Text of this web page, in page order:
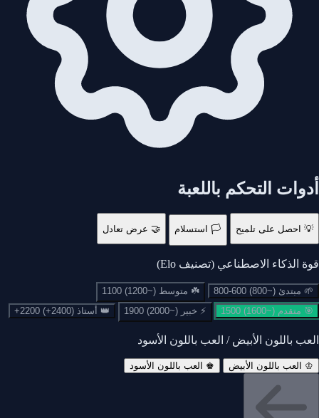
رقِّ بيدقك
استسلام؟
♔
لقد فزت!
كش مات — لعب رائع!
أدوات التحكم باللعبة
💡 احصل على تلميح 🏳️ استسلام 🤝 عرض تعادل
قوة الذكاء الاصطناعي (تصنيف Elo)
🌱 مبتدئ (~800) 600-800
☘️ متوسط (~1200)
1100
🎯 متقدم (~1600) 1500
⚡ خبير (~2000) 1900
👑 أستاذ (2400+) 2200+
العب باللون الأبيض / العب باللون الأسود
♔ العب باللون الأبيض ♚ العب باللون الأسود